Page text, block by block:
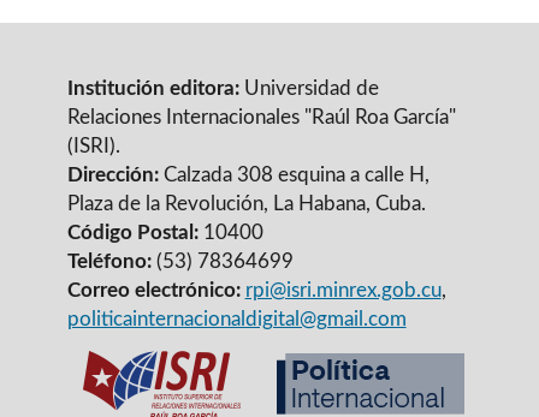
Institución editora:Universidad de
Relaciones Internacionales "Raúl Roa García"
(ISRI).
Dirección:Calzada 308 esquina a calle H,
Plaza de la Revolución, La Habana, Cuba.
Código Postal:10400
Teléfono:(53) 78364699
Correo electrónico: rpi@isri.minrex.gob.cu,
politicainternacionaldigital@gmail.com